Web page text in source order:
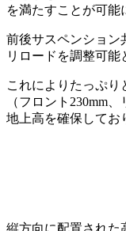
を満たすことが可能
前後サスペンション
リロードを調整可能
これによりたっぷ
（フロント230mm
地上高を確保してお
縦方向に配置された